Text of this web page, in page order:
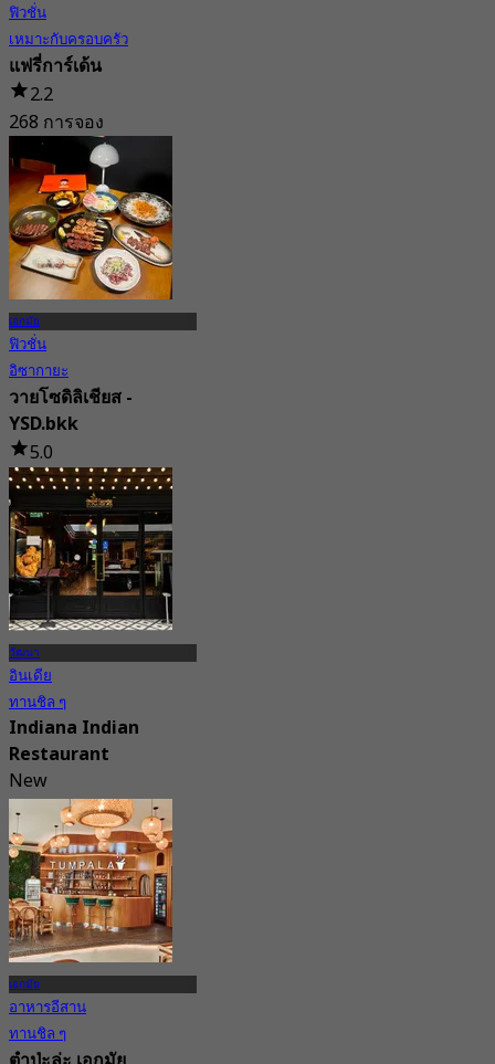
ฟิวชั่น
เหมาะกับครอบครัว
แฟรี่การ์เด้น
2.2
268 การจอง
จาก ฿ 647.5
เอกมัย
ฟิวชั่น
อิซากายะ
วายโซดิลิเชียส -
YSD.bkk
5.0
42 การจอง
จาก฿ 497.5
วัฒนา
อินเดีย
ทานชิล ๆ
Indiana Indian
Restaurant
New
5.0
จาก฿ 367.5
เอกมัย
อาหารอีสาน
ทานชิล ๆ